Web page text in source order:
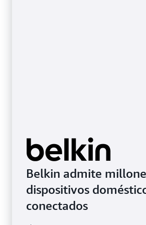
Belkin admite
dispositivos
conectados